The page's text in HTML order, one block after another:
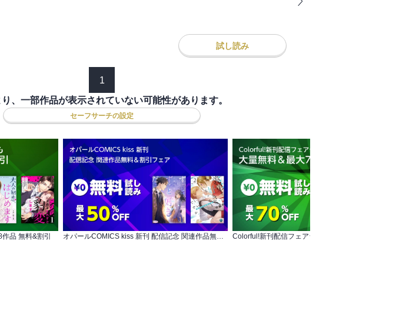
試し読み
1
、一部作品が表示されていない可能性があります。
セーフサーチの設定
品 無料&割引 オパールCOMICS kiss 新刊 配信記念 関連作品無料＆割引フェア